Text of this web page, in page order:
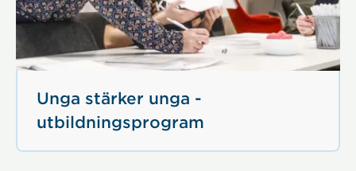
Unga stärker unga -
utbildningsprogram